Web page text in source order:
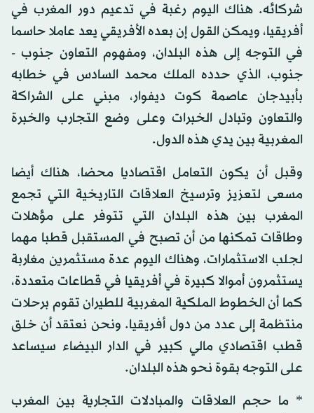
شركائه. هناك اليوم رغبة في تدعيم دور المغرب في
أفريقيا، ويمكن القول إن بعده الأفريقي يعد عاملا حاسما
في التوجه إلى هذه البلدان، ومفهوم التعاون جنوب -
جنوب، الذي حدده الملك محمد السادس في خطابه
بأبيدجان عاصمة كوت ديفوار، مبني على الشراكة
والتعاون وتبادل الخبرات وعلى وضع التجارب والخبرة
المغربية بين يدي هذه الدول.
وقبل أن يكون التعامل اقتصاديا محضا، هناك أيضا
مسعى لتعزيز وترسيخ العلاقات التاريخية التي تجمع
المغرب بين هذه البلدان التي تتوفر على مؤهلات
وطاقات تمكنها من أن تصبح في المستقبل قطبا مهما
لجلب الاستثمارات، وهناك اليوم عدة مستثمرين مغاربة
يستثمرون أموالا كبيرة في أفريقيا في قطاعات متعددة،
كما أن الخطوط الملكية المغربية للطيران تقوم برحلات
منتظمة إلى عدد من دول أفريقيا. ونحن نعتقد أن خلق
قطب اقتصادي مالي كبير في الدار البيضاء سيساعد
على التوجه بقوة نحو هذه البلدان.
* ما حجم العلاقات والمبادلات التجارية بين المغرب